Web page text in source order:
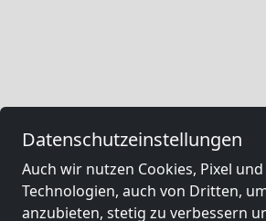
Datenschutzeinstellungen
Auch wir nutzen Cookies, Pixel
Technologien, auch von Dritten,
anzubieten, stetig zu verbessern